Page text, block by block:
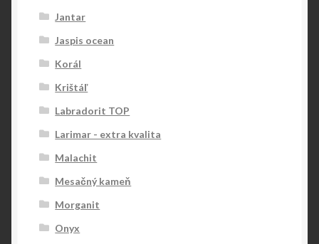
Jantar
Jaspis ocean
Korál
Krištáľ
Labradorit TOP
Larimar - extra kvalita
Malachit
Mesačný kameň
Morganit
Onyx